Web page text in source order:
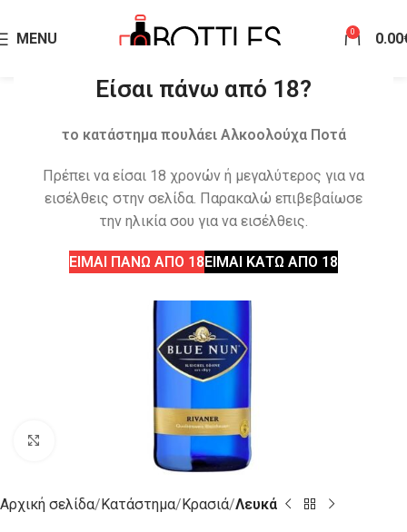
Είσαι πάνω από 18?
το κατάστημα πουλάει Αλκοολούχα Ποτά
Πρέπει να είσαι 18 χρονών ή μεγαλύτερος για να
εισέλθεις στην σελίδα. Παρακαλώ επιβεβαίωσε
την ηλικία σου για να εισέλθεις.
ΕΙΜΑΙ ΠΑΝΩ ΑΠΟ 18ΕΙΜΑΙ ΚΑΤΩ ΑΠΟ 18
MENU 0 0.00
Αρχική σελίδα Κατάστημα Κρασιά Λευκά